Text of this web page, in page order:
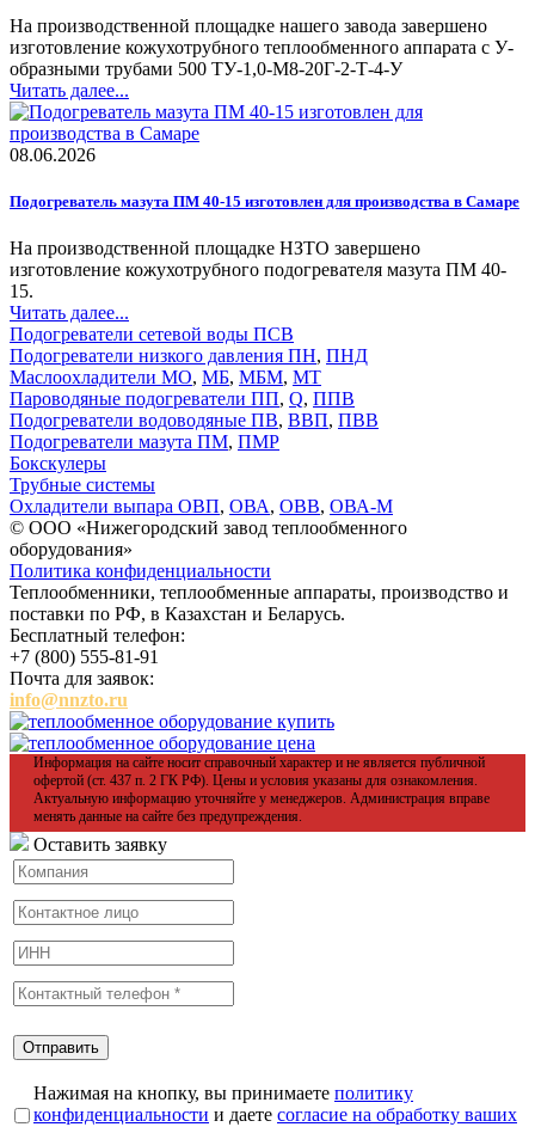
На производственной площадке нашего завода завершено
изготовление кожухотрубного теплообменного аппарата с У-
образными трубами 500 ТУ-1,0-М8-20Г-2-Т-4-У
Читать далее...
08.06.2026
Подогреватель мазута ПМ 40-15 изготовлен для производства в Самаре
На производственной площадке НЗТО завершено
изготовление кожухотрубного подогревателя мазута ПМ 40-
15.
Читать далее...
Подогреватели сетевой воды ПСВ
Подогреватели низкого давления ПН, ПНД
Маслоохладители МО, МБ, МБМ, МТ
Пароводяные подогреватели ПП, Q, ППВ
Подогреватели водоводяные ПВ, ВВП, ПВВ
Подогреватели мазута ПМ, ПМР
Бокскулеры
Трубные системы
Охладители выпара ОВП, ОВА, ОВВ, ОВА-М
© ООО «Нижегородский завод теплообменного
оборудования»
Политика конфиденциальности
Теплообменники, теплообменные аппараты, производство и
поставки по РФ, в Казахстан и Беларусь.
Бесплатный телефон:
+7 (800) 555-81-91
Почта для заявок:
info@nnzto.ru
Информация на сайте носит справочный характер и не является публичной
офертой (ст. 437 п. 2 ГК РФ). Цены и условия указаны для ознакомления.
Актуальную информацию уточняйте у менеджеров. Администрация вправе
менять данные на сайте без предупреждения.
Оставить заявку
Нажимая на кнопку, вы принимаете политику
конфиденциальности и даете согласие на обработку ваших